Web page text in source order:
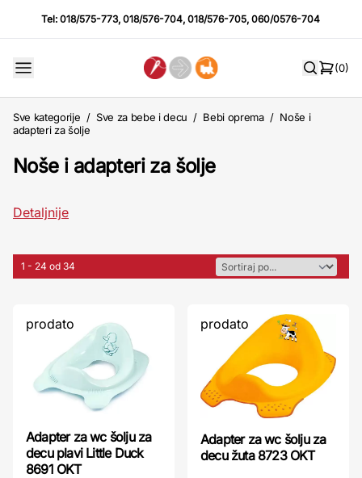
Tel:018/575-773,018/576-704,018/576-705,060/0576-704
(0)
Sve kategorije / Sve za bebe i decu / Bebi oprema / Noše i
adapteri za šolje
Noše i adapteri za šolje
Detaljnije
1 - 24 od 34
prodato
Adapter za wc šolju za
decu plavi Little Duck
8691 OKT
prodato
Adapter za wc šolju za
decu žuta 8723 OKT